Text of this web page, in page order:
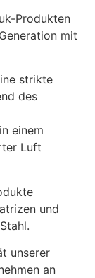
Produkten
mit
strikte
des
einem
Luft
und
unserer
an